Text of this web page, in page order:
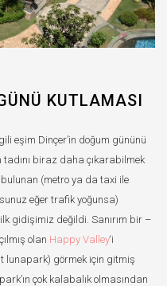
KUTLAMASI
eşim Dinçer’in doğum gününü
biraz daha çıkarabilmek
(metro ya da taxi ile
eğer trafik yoğunsa)
gidişimiz değildi. Sanırım bir –
olan Happy Valley‘i
lunapark) görmek için gitmiş
çok kalabalık olmasından